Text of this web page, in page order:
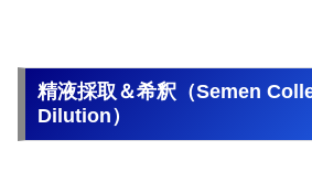
精液採取＆希釈（Semen
Dilution）